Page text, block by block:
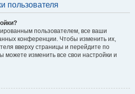
пользователя
пользователем, все ваши
конференции. Чтобы изменить их,
вверху страницы и перейдите по
можете изменить все свои настройки и